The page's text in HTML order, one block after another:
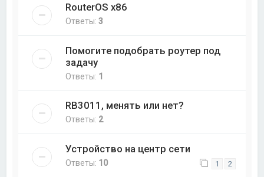
RouterOS x86
Ответы:3
Помогите подобрать роутер под
задачу
Ответы: 1
RB3011, менять или нет?
Ответы: 2
Устройство на центр сети
Ответы: 10 1 2